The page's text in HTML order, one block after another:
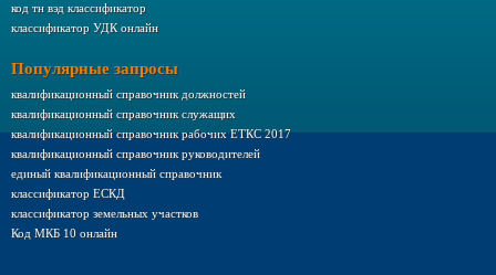
код тн вэд классификатор
классификатор УДК онлайн
Популярные запросы
квалификационный справочник должностей
квалификационный справочник служащих
квалификационный справочник рабочих ЕТКС 2017
квалификационный справочник руководителей
единый квалификационный справочник
классификатор ЕСКД
классификатор земельных участков
Код МКБ 10 онлайн